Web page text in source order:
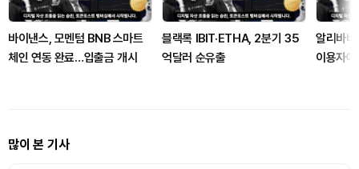
바이낸스, 모멘텀 BNB 스마트
체인 연동 완료…입출금 개시
블랙록 IBIT·ETHA, 2분기 35
억달러 순유출
알리바
이용자
많이 본 기사